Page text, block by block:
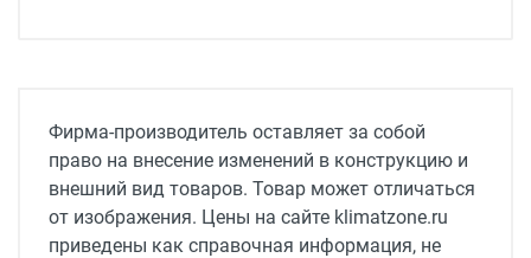
Фирма-производитель оставляет за собой
право на внесение изменений в конструкцию и
внешний вид товаров. Товар может отличаться
от изображения. Цены на сайте klimatzone.ru
приведены как справочная информация, не